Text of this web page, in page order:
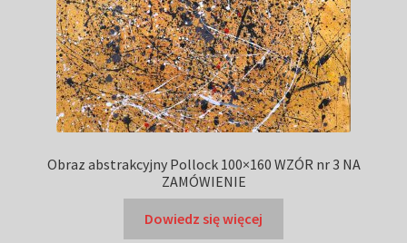
Obraz abstrakcyjny Pollock 100×160 WZÓR nr 3 NA
ZAMÓWIENIE
Dowiedz się więcej